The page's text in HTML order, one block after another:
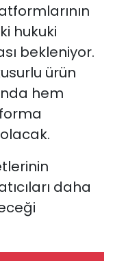
hukuki
bekleniyor.
ürün
hem
daha